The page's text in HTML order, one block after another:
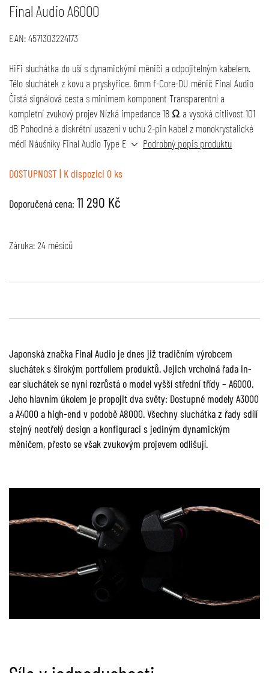
Final Audio A6000
EAN:4571303224173
HiFi sluchátka do uší s dynamickými měniči a odpojitelným kabelem.
Tělo sluchátek z kovu a pryskyřice. 6mm f-Core-DU měnič Final Audio
Čistá signálová cesta s minimem komponent Transparentní a
kompletní zvukový projev Nízká impedance 18 Ω a vysoká citlivost 101
dB Pohodlné a diskrétní usazení v uchu 2-pin kabel z monokrystalické
mědi Náušníky Final Audio Type E
Podrobný popis produktu
DOSTUPNOST | K dispozici 0 ks
Doporučená cena: 11 290 Kč
Záruka: 24 měsíců
Japonská značka Final Audio je dnes již tradičním výrobcem
sluchátek s širokým portfoliem produktů. Jejich vrcholná řada in-
ear sluchátek se nyní rozrůstá o model vyšší střední třídy – A6000.
Jeho hlavním úkolem je propojit dva světy: Dostupné modely A3000
a A4000 a high-end v podobě A8000. Všechny sluchátka z řady sdílí
stejný neotřelý design a konfiguraci s jediným dynamickým
měničem, přesto se však zvukovým projevem odlišují.